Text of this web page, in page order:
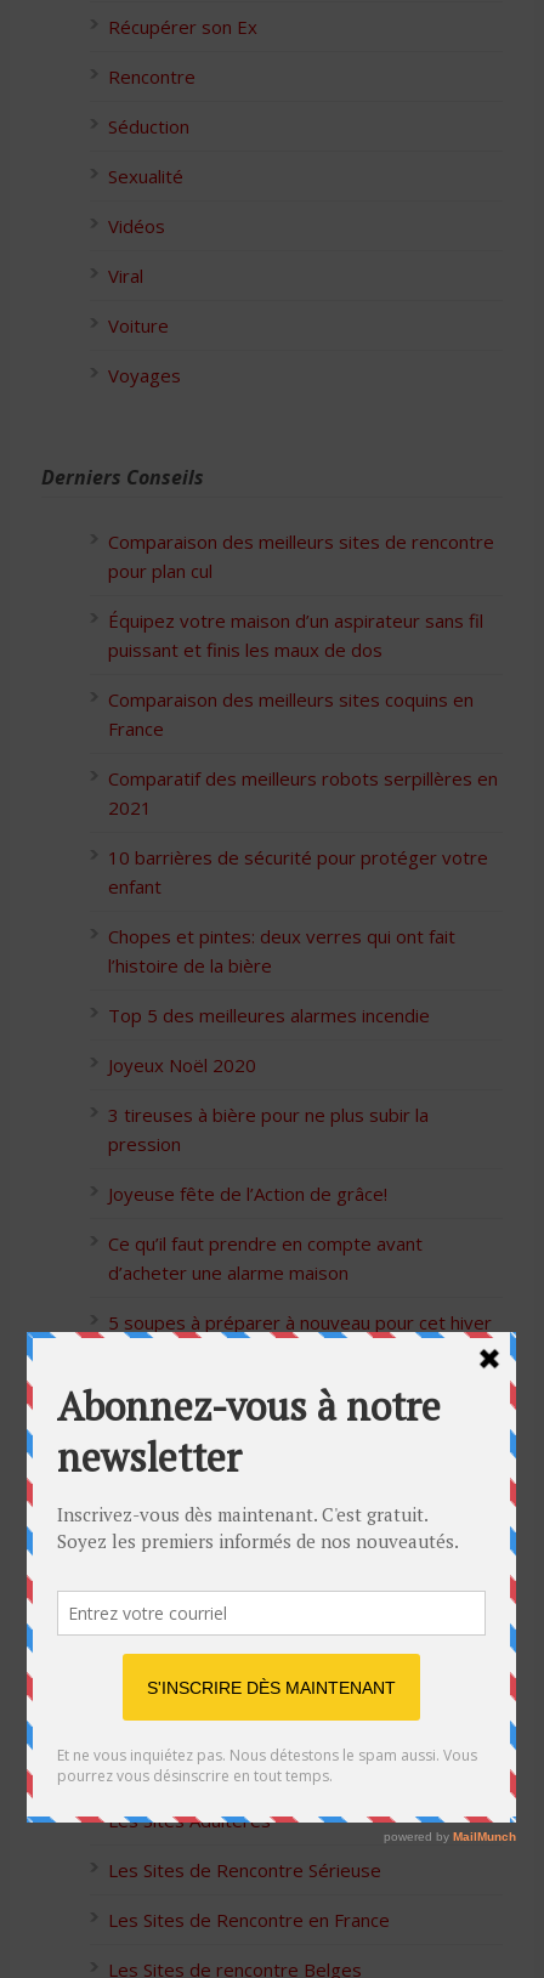
Récupérer son Ex
Rencontre
Séduction
Sexualité
Vidéos
Viral
Voiture
Voyages
Derniers Conseils
Comparaison des meilleurs sites de rencontre
pour plan cul
Équipez votre maison d’un aspirateur sans fil
puissant et finis les maux de dos
Comparaison des meilleurs sites coquins en
France
Comparatif des meilleurs robots serpillères en
2021
10 barrières de sécurité pour protéger votre
enfant
Chopes et pintes: deux verres qui ont fait
l’histoire de la bière
Top 5 des meilleures alarmes incendie
Joyeux Noël 2020
3 tireuses à bière pour ne plus subir la
pression
Joyeuse fête de l’Action de grâce!
Ce qu’il faut prendre en compte avant
d’acheter une alarme maison
5 soupes à préparer à nouveau pour cet hiver
5 idées cadeaux Moulinex pour votre mère
pour l’Action de Grâce
Blague de café: Une femme infidèle trompe
son mari
Listes des Sites de Rencontre
Les Sites Libertins
Les Apps pour les Couples Échangistes
Les Sites Adultères
Les Sites de Rencontre Sérieuse
Les Sites de Rencontre en France
Les Sites de rencontre Belges